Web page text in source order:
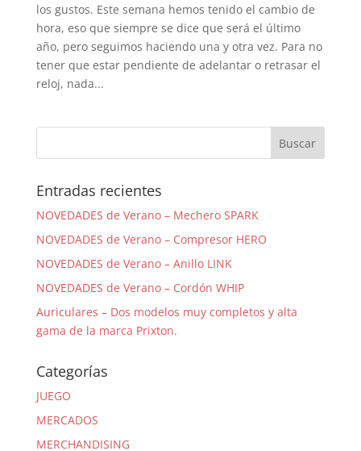
los gustos. Este semana hemos tenido el cambio de
hora, eso que siempre se dice que será el último
año, pero seguimos haciendo una y otra vez. Para no
tener que estar pendiente de adelantar o retrasar el
reloj, nada...
Entradas recientes
NOVEDADES de Verano – Mechero SPARK
NOVEDADES de Verano – Compresor HERO
NOVEDADES de Verano – Anillo LINK
NOVEDADES de Verano – Cordón WHIP
Auriculares – Dos modelos muy completos y alta
gama de la marca Prixton.
Categorías
JUEGO
MERCADOS
MERCHANDISING